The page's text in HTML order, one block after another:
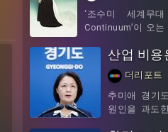
‘조수미 세계무
Continuum’이 오
술회관은 오는 22
팔공홀에서 ‘조수
Continuum’을 개최한다고
세계 정상의 소프
음악 여정을
산업 비용
수는 시군
지방세제
더리포트
추미애 경기
원인을 과도